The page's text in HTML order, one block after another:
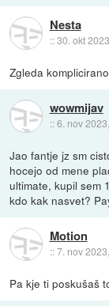
Nesta
::30. okt
Zgleda
wowmijav
::6. nov
Jao fantje jz sm
hocejo od mene
ultimate, kupil sem
kdo kak nasvet?
Motion
::7. nov
Pa kje ti poskušaš